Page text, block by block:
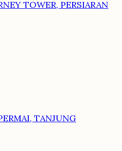
TOWER, PERSIARAN
TANJUNG